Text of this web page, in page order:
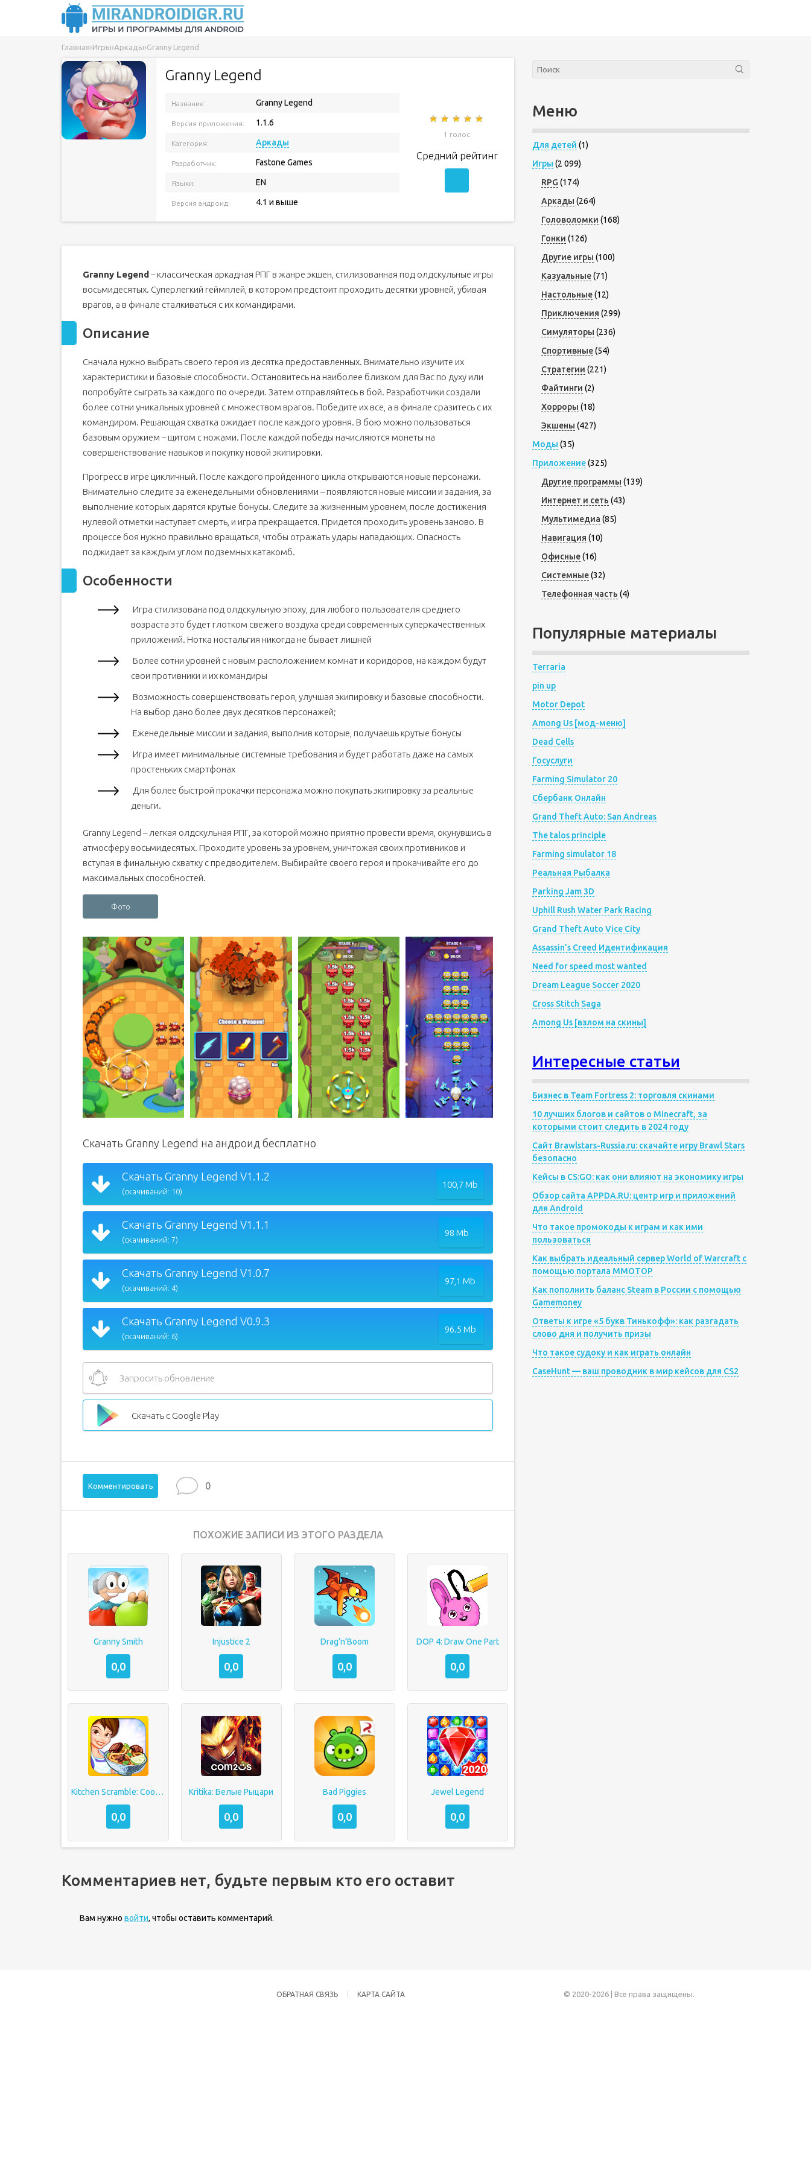
Главная›Игры›Аркады›Granny Legend
Granny Legend
Название: Granny Legend
Версия приложения: 1.1.6
Категория: Аркады
Разработчик: Fastone Games
Языки: EN
Версия андроид: 4.1 и выше
1 голос
Средний рейтинг
Granny Legend– классическая аркадная РПГ в жанре экшен, стилизованная под олдскульные игры
восьмидесятых. Суперлегкий геймплей, в котором предстоит проходить десятки уровней, убивая
врагов, а в финале сталкиваться с их командирами.
Описание
Сначала нужно выбрать своего героя из десятка предоставленных. Внимательно изучите их
характеристики и базовые способности. Остановитесь на наиболее близком для Вас по духу или
попробуйте сыграть за каждого по очереди. Затем отправляйтесь в бой. Разработчики создали
более сотни уникальных уровней с множеством врагов. Победите их все, а в финале сразитесь с их
командиром. Решающая схватка ожидает после каждого уровня. В бою можно пользоваться
базовым оружием – щитом с ножами. После каждой победы начисляются монеты на
совершенствование навыков и покупку новой экипировки.
Прогресс в игре цикличный. После каждого пройденного цикла открываются новые персонажи.
Внимательно следите за еженедельными обновлениями – появляются новые миссии и задания, за
выполнение которых дарятся крутые бонусы. Следите за жизненным уровнем, после достижения
нулевой отметки наступает смерть, и игра прекращается. Придется проходить уровень заново. В
процессе боя нужно правильно вращаться, чтобы отражать удары нападающих. Опасность
поджидает за каждым углом подземных катакомб.
Особенности
Игра стилизована под олдскульную эпоху, для любого пользователя среднего
возраста это будет глотком свежего воздуха среди современных суперкачественных
приложений. Нотка ностальгия никогда не бывает лишней
Более сотни уровней с новым расположением комнат и коридоров, на каждом будут
свои противники и их командиры
Возможность совершенствовать героя, улучшая экипировку и базовые способности.
На выбор дано более двух десятков персонажей;
Еженедельные миссии и задания, выполнив которые, получаешь крутые бонусы
Игра имеет минимальные системные требования и будет работать даже на самых
простеньких смартфонах
Для более быстрой прокачки персонажа можно покупать экипировку за реальные
деньги.
Granny Legend – легкая олдскульная РПГ, за которой можно приятно провести время, окунувшись в
атмосферу восьмидесятых. Проходите уровень за уровнем, уничтожая своих противников и
вступая в финальную схватку с предводителем. Выбирайте своего героя и прокачивайте его до
максимальных способностей.
Фото
Скачать Granny Legend на андроид бесплатно
Скачать Granny Legend V1.1.2
(скачиваний: 10)
100,7 Mb
Скачать Granny Legend V1.1.1
(скачиваний: 7)
98 Mb
Скачать Granny Legend V1.0.7
(скачиваний: 4)
97,1 Mb
Скачать Granny Legend V0.9.3
(скачиваний: 6)
96.5 Mb
Запросить обновление
Скачать с Google Play
Комментировать 0
ПОХОЖИЕ ЗАПИСИ ИЗ ЭТОГО РАЗДЕЛА
Granny Smith
0,0
Injustice 2
0,0
Drag’n’Boom
0,0
DOP 4: Draw One Part
0,0
Kitchen Scramble: Cooking Game
0,0
Kritika: Белые Рыцари
0,0
Bad Piggies
0,0
Jewel Legend
0,0
Комментариев нет, будьте первым кто его оставит
Вам нужно войти, чтобы оставить комментарий.
Меню
Для детей (1)
Игры (2 099)
RPG (174)
Аркады (264)
Головоломки (168)
Гонки (126)
Другие игры (100)
Казуальные(71)
Настольные(12)
Приключения (299)
Симуляторы (236)
Спортивные(54)
Стратегии (221)
Файтинги (2)
Хорроры (18)
Экшены (427)
Моды (35)
Приложение(325)
Другие программы (139)
Интернет и сеть (43)
Мультимедиа (85)
Навигация (10)
Офисные(16)
Системные(32)
Телефонная часть (4)
Популярные материалы
Terraria
pin up
Motor Depot
Among Us [мод-меню]
Dead Cells
Госуслуги
Farming Simulator 20
Сбербанк Онлайн
Grand Theft Auto: San Andreas
The talos principle
Farming simulator 18
Реальная Рыбалка
Parking Jam 3D
Uphill Rush Water Park Racing
Grand Theft Auto Vice City
Assassin’s Creed Идентификация
Need for speed most wanted
Dream League Soccer 2020
Cross Stitch Saga
Among Us [взлом на скины]
Интересные статьи
Бизнес в Team Fortress 2: торговля скинами
10 лучших блогов и сайтов о Minecraft, за
которыми стоит следить в 2024 году
Сайт Brawlstars-Russia.ru: скачайте игру Brawl Stars
безопасно
Кейсы в CS:GO: как они влияют на экономику игры
Обзор сайта APPDA.RU: центр игр и приложений
для Android
Что такое промокоды к играм и как ими
пользоваться
Как выбрать идеальный сервер World of Warcraft с
помощью портала MMOTOP
Как пополнить баланс Steam в России с помощью
Gamemoney
Ответы к игре «5 букв Тинькофф»: как разгадать
слово дня и получить призы
Что такое судоку и как играть онлайн
CaseHunt — ваш проводник в мир кейсов для CS2
ОБРАТНАЯ СВЯЗЬ КАРТА САЙТА © 2020-2026 | Все права защищены.